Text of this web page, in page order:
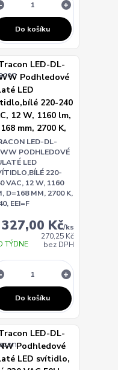
Do košíku
LED-DL-
PODHLEDOVÉ
LED
220-
VAC, 12 W, 1160
D=168 MM, 2700 K,
EEI=F
327,00 Kč/ks
270,25 Kč
bez DPH
TÝDNE
Do košíku